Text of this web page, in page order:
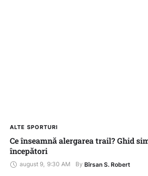
ALTE SPORTURI
Ce înseamnă alergarea trail? Ghid
începători
august 9, 9:30 AM By Bîrsan S. Robert